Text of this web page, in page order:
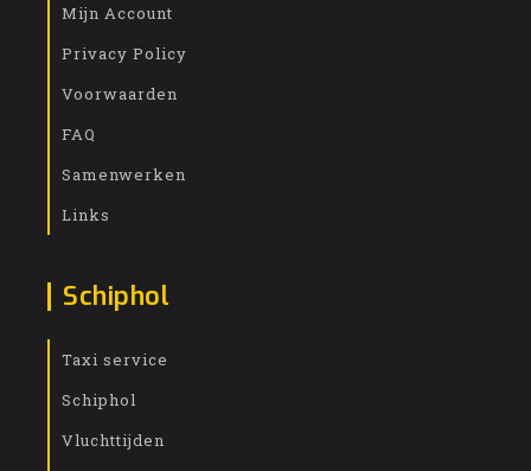
Mijn Account
Privacy Policy
Voorwaarden
FAQ
Samenwerken
Links
Schiphol
Taxi service
Schiphol
Vluchttijden